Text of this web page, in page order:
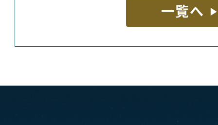
一覧へ